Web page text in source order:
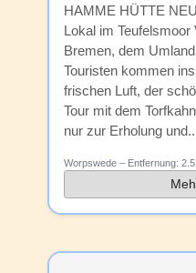
HAMME HÜTTE
Lokal im
Bremen, dem
Touristen kommen
frischen Luft, der
Tour mit dem
nur zur Erholung
Worpswede – Entfernung: